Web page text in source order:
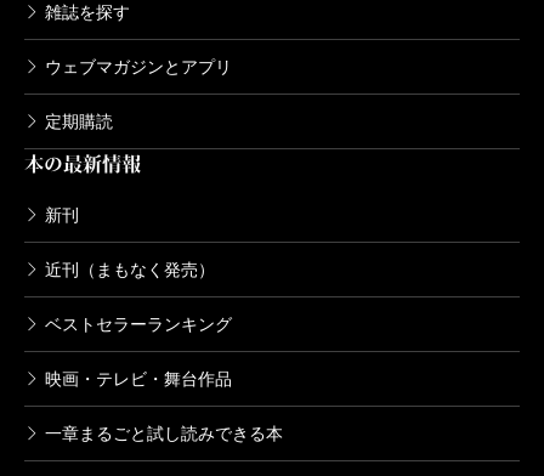
雑誌を探す
ウェブマガジンとアプリ
定期購読
本の最新情報
新刊
近刊（まもなく発売）
ベストセラーランキング
映画・テレビ・舞台作品
一章まるごと試し読みできる本